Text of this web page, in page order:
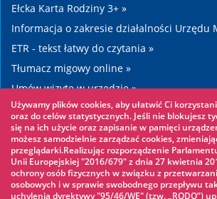
Ełcka Karta Rodziny 3+ »
Informacja o zakresie działalności Urzędu
ETR - tekst łatwy do czytania »
Tłumacz migowy online »
Umów wizytę w urzędzie »
Drogi »
Warto zobaczyć
Park linowy »
Używamy plików cookies, aby ułatwić Ci
oraz do celów statystycznych. Jeśli nie blokujesz
się na ich użycie oraz zapisanie w pamięci
możesz samodzielnie zarządzać cookies,
przeglądarki.Realizując rozporządzenie
Unii Europejskiej "2016/679" z dnia 27 kwietnia
ochrony osób fizycznych w związku z
osobowych i w sprawie swobodnego przepływu
uchylenia dyrektywy "95/46/WE" (tzw. „RODO”)